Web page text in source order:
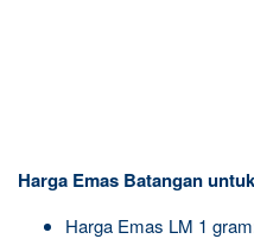
Harga Emas Batangan
Harga Emas LM 1